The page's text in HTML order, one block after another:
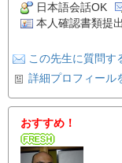
日本語会話OK
本人確認書類提
この先生に質問す
詳細プロフィール
おすすめ！